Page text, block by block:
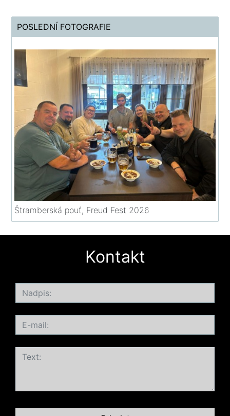
POSLEDNÍ FOTOGRAFIE
Štramberská pouť, Freud Fest 2026
Kontakt